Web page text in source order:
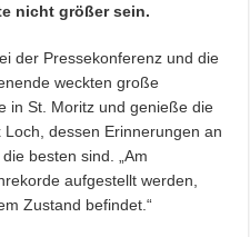
nicht größer sein.
der Pressekonferenz und die
weckten große
in St. Moritz und genieße die
dessen Erinnerungen an
besten sind. „Am
aufgestellt werden,
Zustand befindet.“